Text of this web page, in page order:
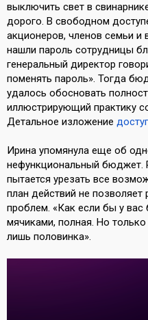
выключить свет в
дорого. В свободном
акционеров, членов семьи и
нашли пароль сотрудницы
генеральный директор
поменять пароль». Тогда
удалось обосновать
иллюстрирующий практику
Детальное изложение
Ирина упомянула еще об
нефункциональный бюджет.
пытается урезать все
план действий не
проблем. «Как если бы у вас
мячиками, полная. Но
лишь половинка».